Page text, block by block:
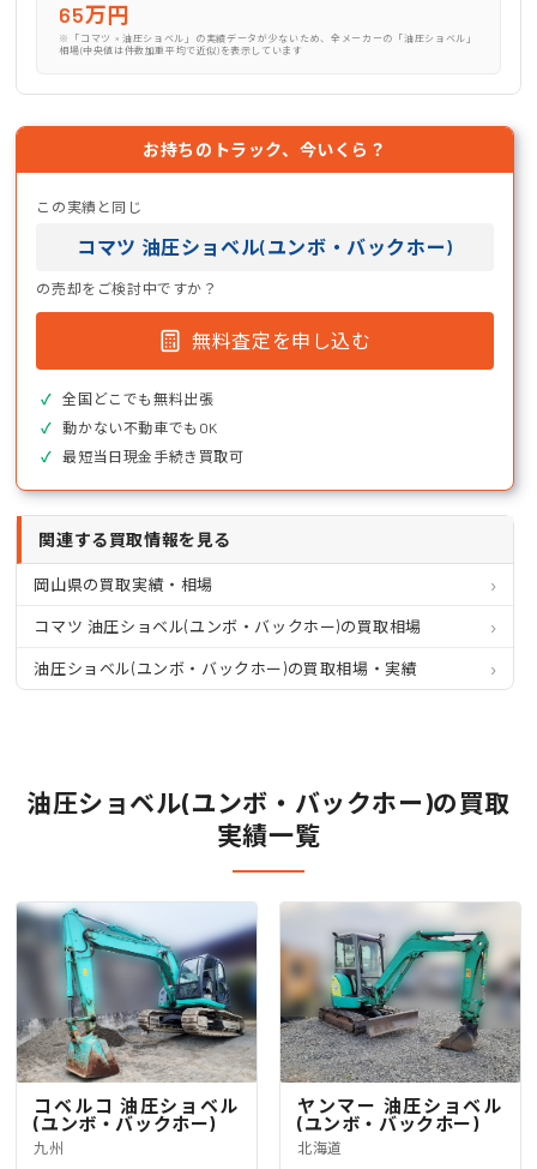
65万円
※「コマツ × 油圧ショベル」の実績データが少ないため、全メーカーの「油圧ショベル」
相場(中央値は件数加重平均で近似)を表示しています
お持ちのトラック、今いくら？
この実績と同じ
コマツ 油圧ショベル(ユンボ・バックホー)
の売却をご検討中ですか？
無料査定を申し込む
全国どこでも無料出張
動かない不動車でもOK
最短当日現金手続き買取可
関連する買取情報を見る
岡山県の買取実績・相場
コマツ 油圧ショベル(ユンボ・バックホー)の買取相場
油圧ショベル(ユンボ・バックホー)の買取相場・実績
油圧ショベル(ユンボ・バックホー)の買取
実績一覧
コベルコ 油圧ショベル
(ユンボ・バックホー)
九州
ヤンマー 油圧ショベル
(ユンボ・バックホー)
北海道